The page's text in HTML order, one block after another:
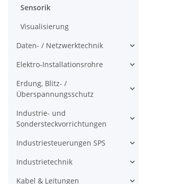
Sensorik
Visualisierung
Daten- / Netzwerktechnik
Elektro-Installationsrohre
Erdung, Blitz- /
Überspannungsschutz
Industrie- und
Sondersteckvorrichtungen
Industriesteuerungen SPS
Industrietechnik
Kabel & Leitungen